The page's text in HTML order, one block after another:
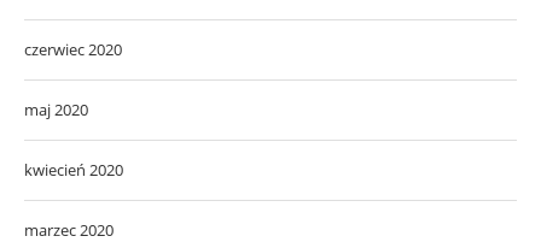
czerwiec 2020
maj 2020
kwiecień 2020
marzec 2020